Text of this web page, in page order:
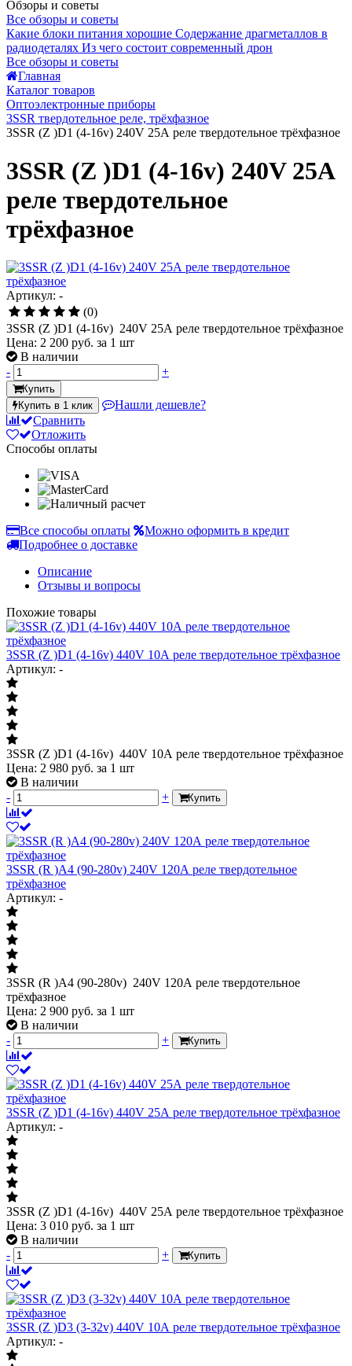
Обзоры и советы
Все обзоры и советы
Какие блоки питания хорошие Содержание драгметаллов в
радиодеталях Из чего состоит современный дрон
Все обзоры и советы
Главная
Каталог товаров
Оптоэлектронные приборы
3SSR твердотельное реле, трёхфазное
3SSR (Z )D1 (4-16v) 240V 25А реле твердотельное трёхфазное
3SSR (Z )D1 (4-16v) 240V 25А
реле твердотельное
трёхфазное
Артикул: -
(0)
3SSR (Z )D1 (4-16v) 240V 25А реле твердотельное трёхфазное
Цена: 2 200 руб. за 1 шт
В наличии
-
+
Купить
Купить в 1 клик
Нашли дешевле?
Сравнить
Отложить
Способы оплаты
Все способы оплаты
Можно оформить в кредит
Подробнее о доставке
Описание
Отзывы и вопросы
Похожие товары
3SSR (Z )D1 (4-16v) 440V 10А реле твердотельное трёхфазное
Артикул: -
3SSR (Z )D1 (4-16v) 440V 10А реле твердотельное трёхфазное
Цена: 2 980 руб. за 1 шт
В наличии
-
+ Купить
3SSR (R )A4 (90-280v) 240V 120А реле твердотельное
трёхфазное
Артикул: -
3SSR (R )A4 (90-280v) 240V 120А реле твердотельное
трёхфазное
Цена: 2 900 руб. за 1 шт
В наличии
-
+ Купить
3SSR (Z )D1 (4-16v) 440V 25А реле твердотельное трёхфазное
Артикул: -
3SSR (Z )D1 (4-16v) 440V 25А реле твердотельное трёхфазное
Цена: 3 010 руб. за 1 шт
В наличии
-
+ Купить
3SSR (Z )D3 (3-32v) 440V 10А реле твердотельное трёхфазное
Артикул: -